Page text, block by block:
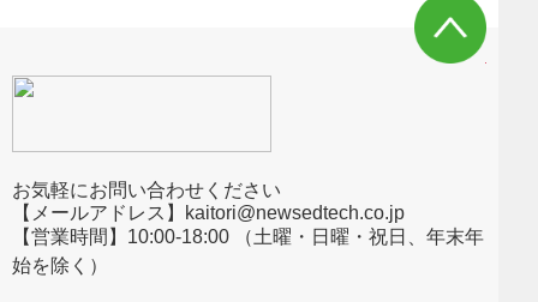
お気軽にお問い合わせください
【メールアドレス】kaitori@newsedtech.co.jp
【営業時間】10:00-18:00 （土曜・日曜・祝日、年末年
始を除く）